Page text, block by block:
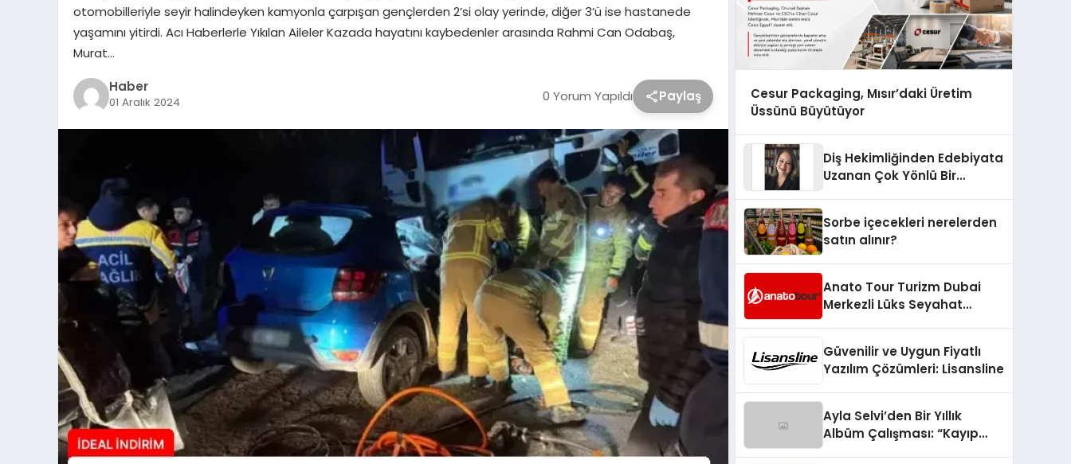
otomobilleriyle seyir halindeyken kamyonla çarpışan gençlerden 2’si olay yerinde, diğer 3’ü ise hastanede
yaşamını yitirdi. Acı Haberlerle Yıkılan Aileler Kazada hayatını kaybedenler arasında Rahmi Can Odabaş,
Murat…
Haber
01 Aralık 2024 0 Yorum Yapıldı Paylaş
Cesur Packaging, Mısır’daki Üretim
Üssünü Büyütüyor
Diş Hekimliğinden Edebiyata
Uzanan Çok Yönlü Bir
Sorbe içecekleri nerelerden
satın alınır?
Anato Tour Turizm Dubai
Merkezli Lüks Seyahat
Güvenilir ve Uygun Fiyatlı
Yazılım Çözümleri: Lisansline
Ayla Selvi’den Bir Yıllık
Albüm Çalışması: “Kayıp